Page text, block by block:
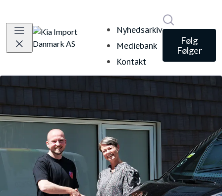
Nyhedsarkiv
Mediebank
Kontakt
Følg
Følger